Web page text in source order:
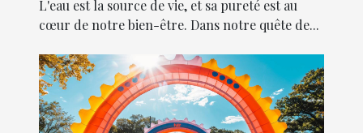
L'eau est la source de vie, et sa pureté est au
cœur de notre bien-être. Dans notre quête de...